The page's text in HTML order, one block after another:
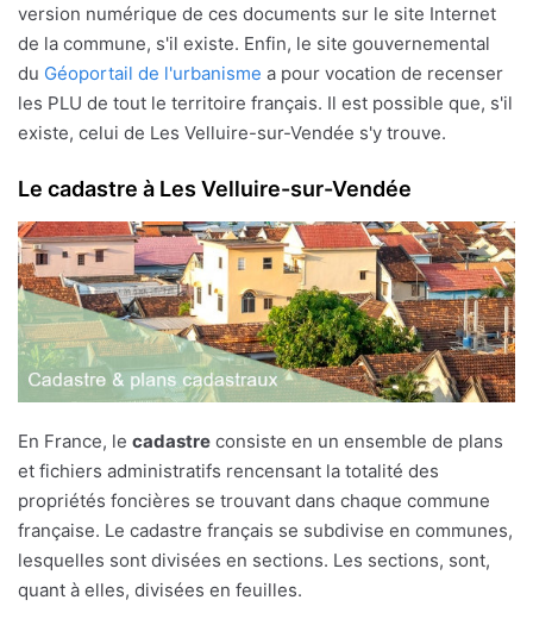
version numérique de ces documents sur le site Internet
de la commune, s'il existe. Enfin, le site gouvernemental
du Géoportail de l'urbanisme a pour vocation de recenser
les PLU de tout le territoire français. Il est possible que, s'il
existe, celui de Les Velluire-sur-Vendée s'y trouve.
Le cadastre à Les Velluire-sur-Vendée
En France, le cadastre consiste en un ensemble de plans
et fichiers administratifs rencensant la totalité des
propriétés foncières se trouvant dans chaque commune
française. Le cadastre français se subdivise en communes,
lesquelles sont divisées en sections. Les sections, sont,
quant à elles, divisées en feuilles.